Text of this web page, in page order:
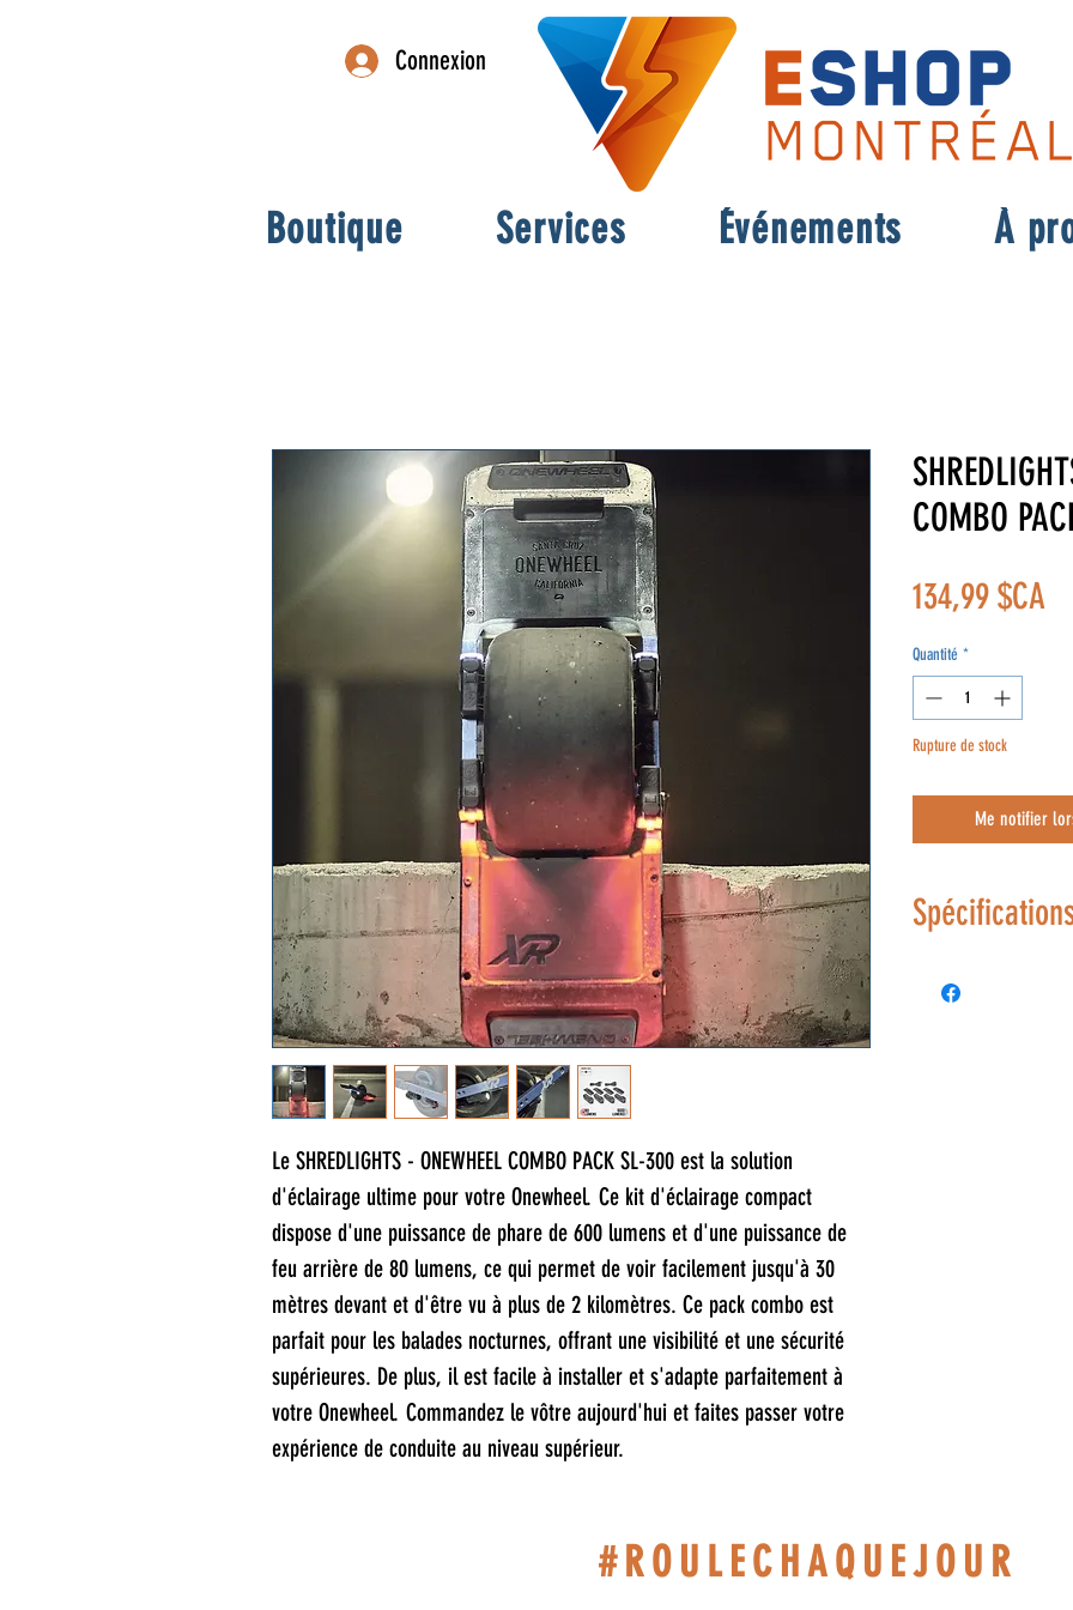
Connexion
Boutique Services Événements À
Le SHREDLIGHTS - ONEWHEEL COMBO PACK SL-300 est la solution
d'éclairage ultime pour votre Onewheel. Ce kit d'éclairage compact
dispose d'une puissance de phare de 600 lumens et d'une puissance de
feu arrière de 80 lumens, ce qui permet de voir facilement jusqu'à 30
mètres devant et d'être vu à plus de 2 kilomètres. Ce pack combo est
parfait pour les balades nocturnes, offrant une visibilité et une sécurité
supérieures. De plus, il est facile à installer et s'adapte parfaitement à
votre Onewheel. Commandez le vôtre aujourd'hui et faites passer votre
expérience de conduite au niveau supérieur.
COMBO
134,99 $CA
Quantité *
Rupture de stock
Me notifier
2 x SL-300
#ROULECHAQUEJOUR